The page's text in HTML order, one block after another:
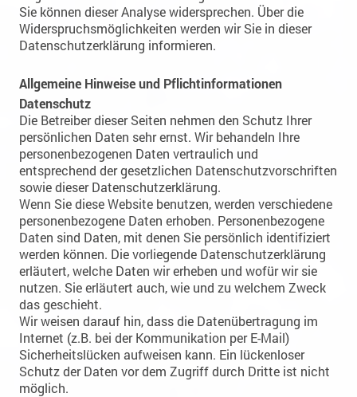
Sie können dieser Analyse widersprechen. Über die
Widerspruchsmöglichkeiten werden wir Sie in dieser
Datenschutzerklärung informieren.
Allgemeine Hinweise und Pflichtinformationen
Datenschutz
Die Betreiber dieser Seiten nehmen den Schutz Ihrer
persönlichen Daten sehr ernst. Wir behandeln Ihre
personenbezogenen Daten vertraulich und
entsprechend der gesetzlichen Datenschutzvorschriften
sowie dieser Datenschutzerklärung.
Wenn Sie diese Website benutzen, werden verschiedene
personenbezogene Daten erhoben. Personenbezogene
Daten sind Daten, mit denen Sie persönlich identifiziert
werden können. Die vorliegende Datenschutzerklärung
erläutert, welche Daten wir erheben und wofür wir sie
nutzen. Sie erläutert auch, wie und zu welchem Zweck
das geschieht.
Wir weisen darauf hin, dass die Datenübertragung im
Internet (z.B. bei der Kommunikation per E-Mail)
Sicherheitslücken aufweisen kann. Ein lückenloser
Schutz der Daten vor dem Zugriff durch Dritte ist nicht
möglich.